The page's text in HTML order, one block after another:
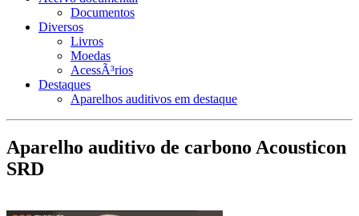
Documentos
Diversos
Livros
Moedas
AcessÃ³rios
Destaques
Aparelhos auditivos em destaque
Aparelho auditivo de carbono Acousticon
SRD